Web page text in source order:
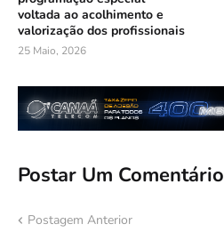
voltada ao acolhimento e
valorização dos profissionais
25 Maio, 2026
Postar Um Comentário
Postagem Anterior